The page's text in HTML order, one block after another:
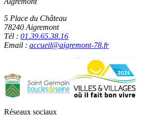
5 Place du Château
78240 Aigremont
Tél : 01.39.65.38.16
Email : accueil@aigremont-78.fr
Réseaux sociaux